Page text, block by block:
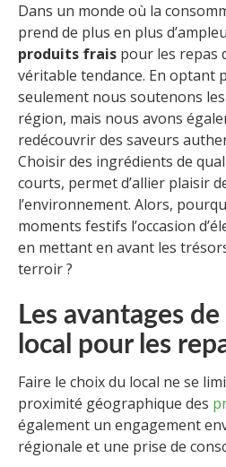
Dans un monde où la
prend de plus en plus
produits frais pour les repas
véritable tendance. En optant
seulement nous soutenons
région, mais nous avons
redécouvrir des saveurs
Choisir des ingrédients de
courts, permet d’allier plaisir
l’environnement. Alors,
moments festifs l’occasion
en mettant en avant les
terroir ?
Les avantages
local pour les
Faire le choix du local ne se
proximité géographique des
également un engagement
régionale et une prise de